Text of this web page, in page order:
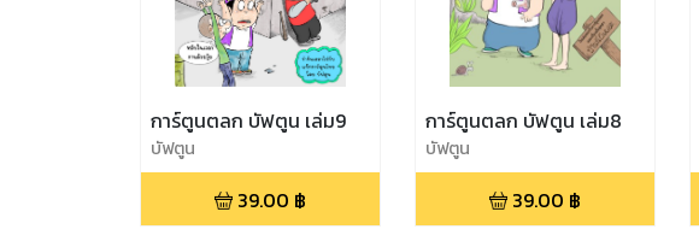
การ์ตูนตลก บัฟตูน เล่ม9
บัฟตูน
39.00 ฿
การ์ตูนตลก บัฟตูน เล่ม8
บัฟตูน
39.00 ฿